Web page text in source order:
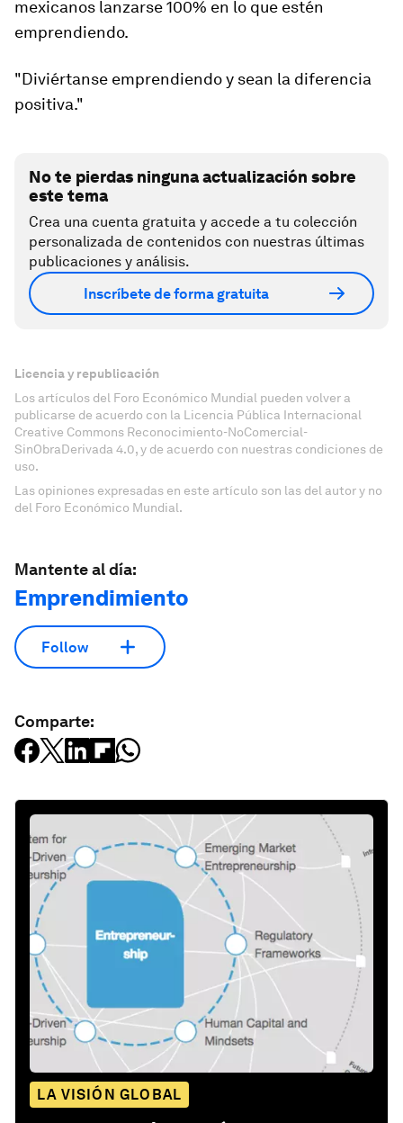
mexicanos lanzarse 100% en lo que estén
emprendiendo.
"Diviértanse emprendiendo y sean la diferencia
positiva."
No te pierdas ninguna actualización sobre
este tema
Crea una cuenta gratuita y accede a tu colección
personalizada de contenidos con nuestras últimas
publicaciones y análisis.
Inscríbete de forma gratuita
Licencia y republicación
Los artículos del Foro Económico Mundial pueden volver a
publicarse de acuerdo con la Licencia Pública Internacional
Creative Commons Reconocimiento-NoComercial-
SinObraDerivada 4.0, y de acuerdo con nuestras condiciones de
uso.
Las opiniones expresadas en este artículo son las del autor y no
del Foro Económico Mundial.
Mantente al día:
Emprendimiento
Follow
Comparte:
LA VISIÓN GLOBAL